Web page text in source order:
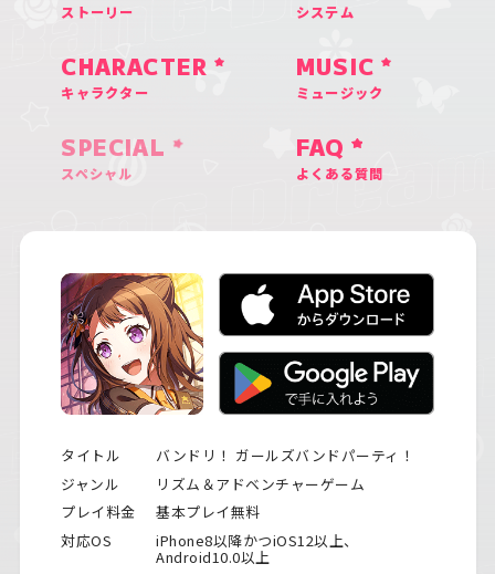
ストーリー システム
CHARACTER
キャラクター
MUSIC
ミュージック
SPECIAL
スペシャル
FAQ
よくある質問
タイトル
バンドリ！ ガールズバンドパーティ！
ジャンル
リズム＆アドベンチャーゲーム
プレイ料金
基本プレイ無料
対応OS
iPhone8以降かつiOS12以上、
Android10.0以上